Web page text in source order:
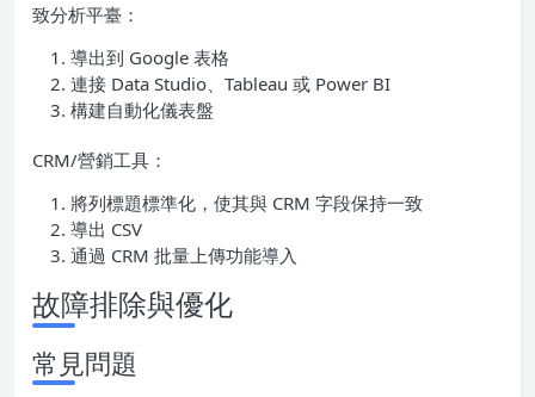
致分析平臺：
導出到 Google 表格
連接 Data Studio、Tableau 或 Power BI
構建自動化儀表盤
CRM/營銷工具：
將列標題標準化，使其與 CRM 字段保持一致
導出 CSV
通過 CRM 批量上傳功能導入
故障排除與優化
常見問題